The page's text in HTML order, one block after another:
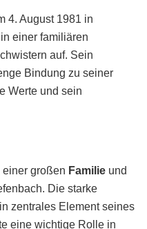
4. August 1981 in
einer familiären
auf. Sein
Bindung zu seiner
Werte und sein
einer großen Familie und
Die starke
zentrales Element seines
eine wichtige Rolle in